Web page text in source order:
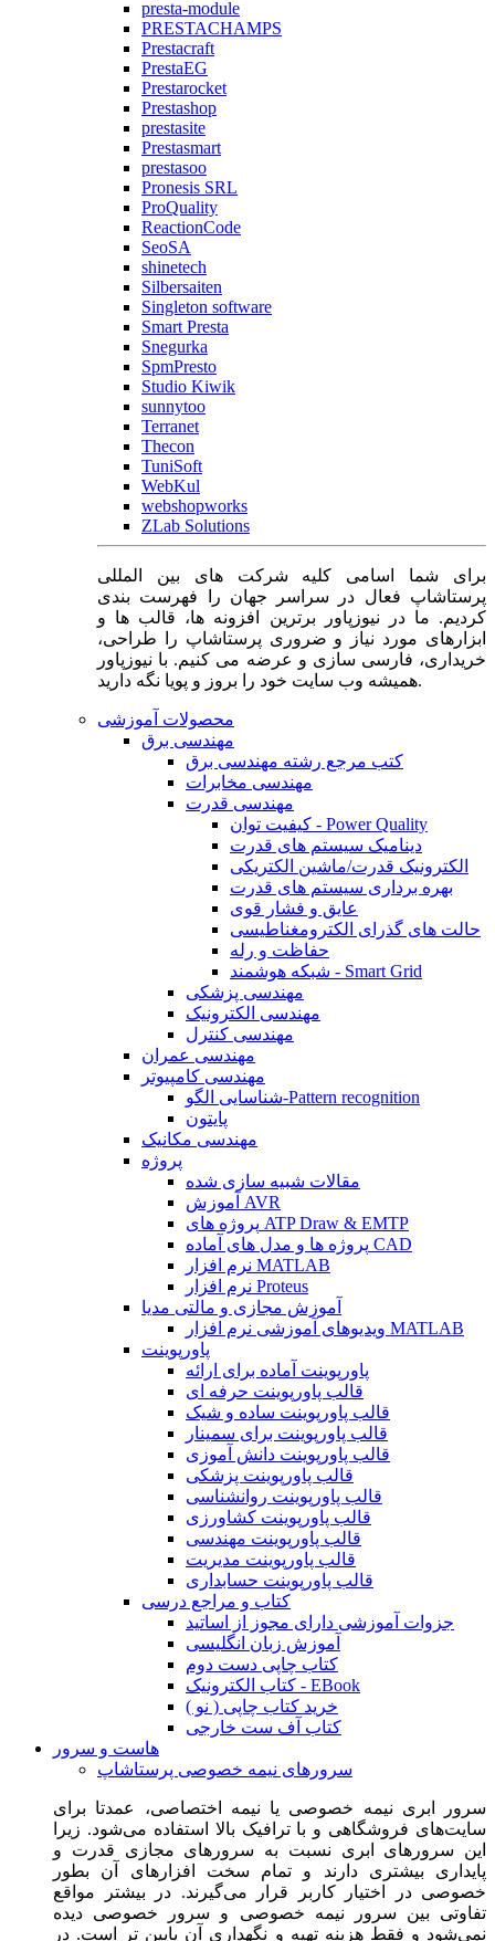
presta-module
PRESTACHAMPS
Prestacraft
PrestaEG
Prestarocket
Prestashop
prestasite
Prestasmart
prestasoo
Pronesis SRL
ProQuality
ReactionCode
SeoSA
shinetech
Silbersaiten
Singleton software
Smart Presta
Snegurka
SpmPresto
Studio Kiwik
sunnytoo
Terranet
Thecon
TuniSoft
WebKul
webshopworks
ZLab Solutions
برای شما اسامی کلیه شرکت های بین المللی
پرستاشاپ فعال در سراسر جهان را فهرست بندی
کردیم. ما در نیوزپاور برترین افزونه ها، قالب ها و
ابزارهای مورد نیاز و ضروری پرستاشاپ را طراحی،
خریداری، فارسی سازی و عرضه می کنیم. با نیوزپاور
همیشه وب سایت خود را بروز و پویا نگه دارید.
محصولات آموزشی
مهندسی برق
کتب مرجع رشته مهندسی برق
مهندسی مخابرات
مهندسی قدرت
کیفیت توان - Power Quality
دینامیک سیستم های قدرت
الکترونیک قدرت/ماشین الکتریکی
بهره برداری سیستم های قدرت
عایق و فشار قوی
حالت های گذرای الکترومغناطیسی
حفاظت و رله
شبکه هوشمند - Smart Grid
مهندسی پزشکی
مهندسی الکترونیک
مهندسی کنترل
مهندسی عمران
مهندسی کامپیوتر
شناسایی الگو-Pattern recognition
پایتون
مهندسی مکانیک
پروژه
مقالات شبیه سازی شده
آموزش AVR
پروژه های ATP Draw & EMTP
پروژه ها و مدل های آماده CAD
نرم افزار MATLAB
نرم افزار Proteus
آموزش مجازی و مالتی مدیا
ویدیوهای آموزشی نرم افزار MATLAB
پاورپوینت
پاورپوینت آماده برای ارائه
قالب پاورپوینت حرفه ای
قالب پاورپوینت ساده و شیک
قالب پاورپوینت برای سمینار
قالب پاورپوینت دانش آموزی
قالب پاورپوینت پزشکی
قالب پاورپوینت روانشناسی
قالب پاورپوینت کشاورزی
قالب پاورپوینت مهندسی
قالب پاورپوینت مدیریت
قالب پاورپوینت حسابداری
کتاب و مراجع درسی
جزوات آموزشی دارای مجوز از اساتید
آموزش زبان انگلیسی
کتاب چاپی دست دوم
کتاب الکترونیک - EBook
خرید کتاب چاپی ( نو )
کتاب آف ست خارجی
هاست و سرور
سرورهای نیمه خصوصی پرستاشاپ
سرور ابری نیمه خصوصی یا نیمه اختصاصی، عمدتا برای
سایت‌های فروشگاهی و با ترافیک بالا استفاده می‌شود. زیرا
این سرورهای ابری نسبت به سرورهای مجازی قدرت و
پایداری بیشتری دارند و تمام سخت افزارهای آن بطور
خصوصی در اختیار کاربر قرار می‌گیرند. در بیشتر مواقع
تفاوتی بین سرور نیمه خصوصی و سرور خصوصی دیده
نمی‌شود و فقط هزینه تهیه و نگهداری آن پایین تر است. در